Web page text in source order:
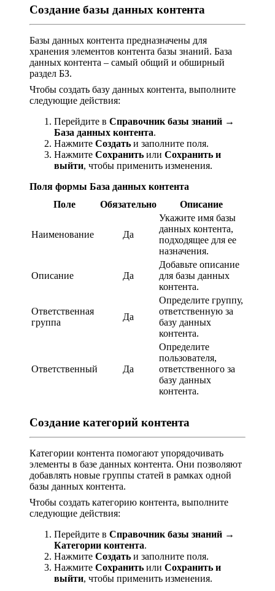
Создание базы данных контента
Базы данных контента предназначены для
хранения элементов контента базы знаний. База
данных контента – самый общий и обширный
раздел БЗ.
Чтобы создать базу данных контента, выполните
следующие действия:
Перейдите в Справочник базы знаний →
База данных контента.
Нажмите Создать и заполните поля.
Нажмите Сохранить или Сохранить и
выйти, чтобы применить изменения.
Поля формы База данных контента
Поле
Обязательно Описание
Наименование Да
Укажите имя базы
данных контента,
подходящее для ее
назначения.
Описание Да
Добавьте описание
для базы данных
контента.
Ответственная
группа
Да
Определите группу,
ответственную за
базу данных
контента.
Ответственный Да
Определите
пользователя,
ответственного за
базу данных
контента.
Создание категорий контента
Категории контента помогают упорядочивать
элементы в базе данных контента. Они позволяют
добавлять новые группы статей в рамках одной
базы данных контента.
Чтобы создать категорию контента, выполните
следующие действия:
Перейдите в Справочник базы знаний →
Категории контента.
Нажмите Создать и заполните поля.
Нажмите Сохранить или Сохранить и
выйти, чтобы применить изменения.